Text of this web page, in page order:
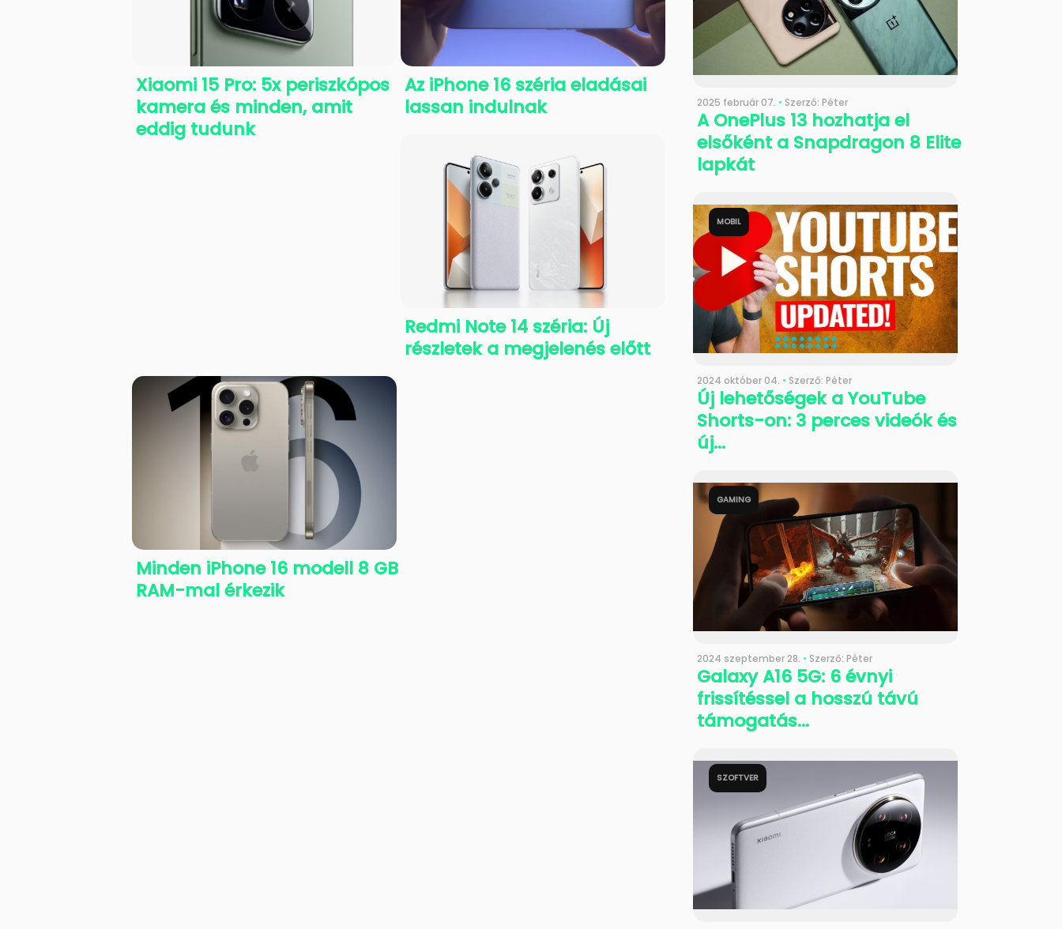
Xiaomi 15 Pro: 5x periszkópos
kamera és minden, amit
eddig tudunk
Az iPhone 16 széria eladásai
lassan indulnak
Redmi Note 14 széria: Új
részletek a megjelenés előtt
Minden iPhone 16 modell 8 GB
RAM-mal érkezik
2025 február 07. • Szerző: Péter
A OnePlus 13 hozhatja el
elsőként a Snapdragon 8 Elite
lapkát
MOBIL
2024 október 04. • Szerző: Péter
Új lehetőségek a YouTube
Shorts-on: 3 perces videók és
új...
GAMING
2024 szeptember 28. • Szerző: Péter
Galaxy A16 5G: 6 évnyi
frissítéssel a hosszú távú
támogatás...
SZOFTVER